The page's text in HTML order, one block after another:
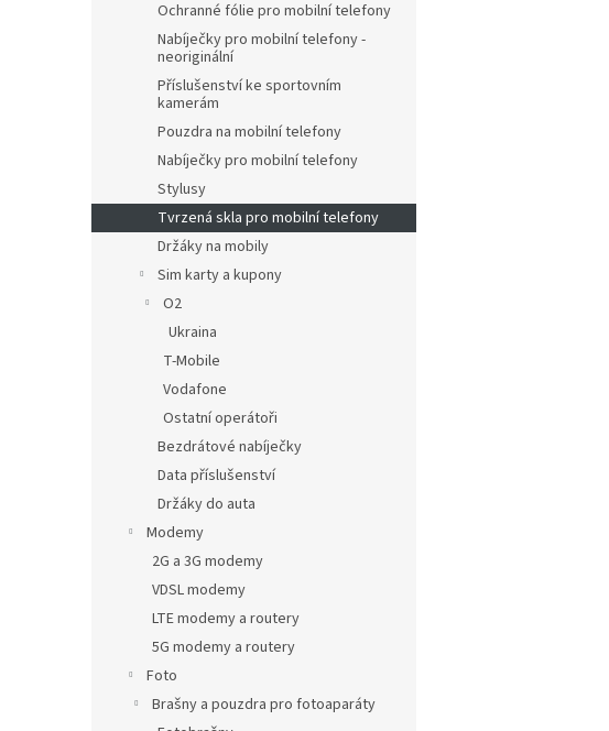
Ochranné fólie pro mobilní telefony
Nabíječky pro mobilní telefony -
neoriginální
Příslušenství ke sportovním
kamerám
Pouzdra na mobilní telefony
Nabíječky pro mobilní telefony
Stylusy
Tvrzená skla pro mobilní telefony
Držáky na mobily
Sim karty a kupony
O2
Ukraina
T-Mobile
Vodafone
Ostatní operátoři
Bezdrátové nabíječky
Data příslušenství
Držáky do auta
Modemy
2G a 3G modemy
VDSL modemy
LTE modemy a routery
5G modemy a routery
Foto
Brašny a pouzdra pro fotoaparáty